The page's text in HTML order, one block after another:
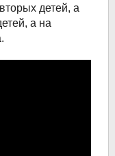
детей, а
а на